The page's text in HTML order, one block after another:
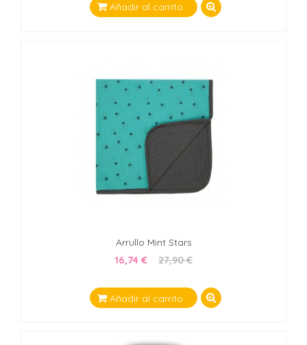
Añadir al carrito
Arrullo Mint Stars
16,74 € 27,90 €
Añadir al carrito